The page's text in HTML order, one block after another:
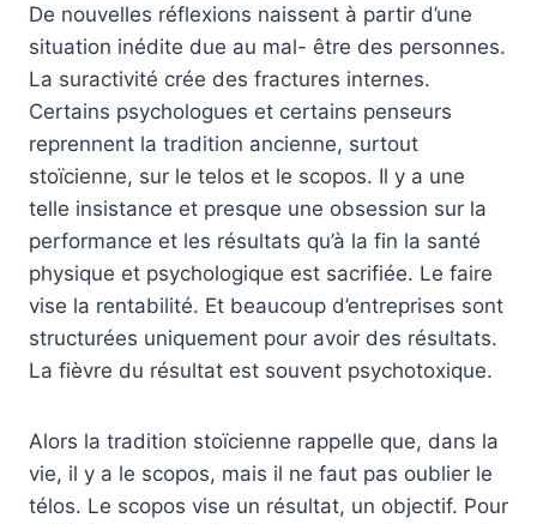
De nouvelles réflexions naissent à partir d’une
situation inédite due au mal- être des personnes.
La suractivité crée des fractures internes.
Certains psychologues et certains penseurs
reprennent la tradition ancienne, surtout
stoïcienne, sur le telos et le scopos. Il y a une
telle insistance et presque une obsession sur la
performance et les résultats qu’à la fin la santé
physique et psychologique est sacrifiée. Le faire
vise la rentabilité. Et beaucoup d’entreprises sont
structurées uniquement pour avoir des résultats.
La fièvre du résultat est souvent psychotoxique.
Alors la tradition stoïcienne rappelle que, dans la
vie, il y a le scopos, mais il ne faut pas oublier le
télos. Le scopos vise un résultat, un objectif. Pour